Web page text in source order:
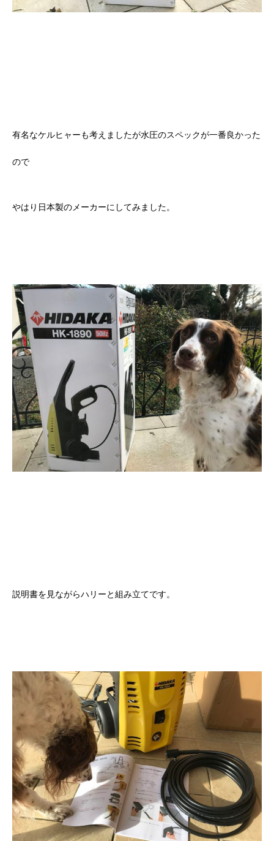
有名なケルヒャーも考えましたが水圧のスペックが一番良かった
ので
やはり日本製のメーカーにしてみました。
説明書を見ながらハリーと組み立てです。